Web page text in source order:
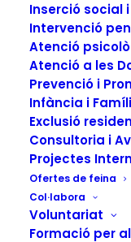
Inserció social
Intervenció
Atenció
Atenció a les
Prevenció i
Infància i
Exclusió
Consultoria i
Projectes
Ofertes de feina
Col·labora
Voluntariat
Formació per
El
llança
La Fundació
del Projecte
del curs de
“Perspectiva
by